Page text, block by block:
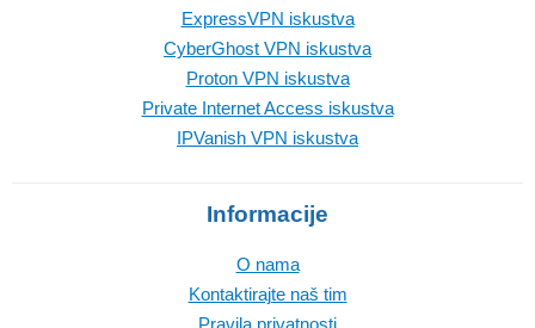
ExpressVPN iskustva
CyberGhost VPN iskustva
Proton VPN iskustva
Private Internet Access iskustva
IPVanish VPN iskustva
Informacije
O nama
Kontaktirajte naš tim
Pravila privatnosti